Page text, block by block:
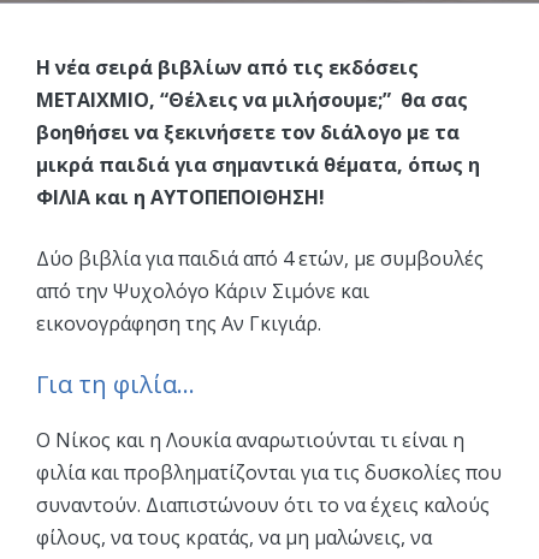
Η νέα σειρά βιβλίων από τις εκδόσεις
ΜΕΤΑΙΧΜΙΟ, “Θέλεις να μιλήσουμε;” θα σας
βοηθήσει να ξεκινήσετε τον διάλογο με τα
μικρά παιδιά για σημαντικά θέματα, όπως η
ΦΙΛΙΑ και η ΑΥΤΟΠΕΠΟΙΘΗΣΗ!
Δύο βιβλία για παιδιά από 4 ετών, με συμβουλές
από την Ψυχολόγο Κάριν Σιμόνε και
εικονογράφηση της Αν Γκιγιάρ.
Για τη φιλία…
Ο Νίκος και η Λουκία αναρωτιούνται τι είναι η
φιλία και προβληματίζονται για τις δυσκολίες που
συναντούν. Διαπιστώνουν ότι το να έχεις καλούς
φίλους, να τους κρατάς, να μη μαλώνεις, να